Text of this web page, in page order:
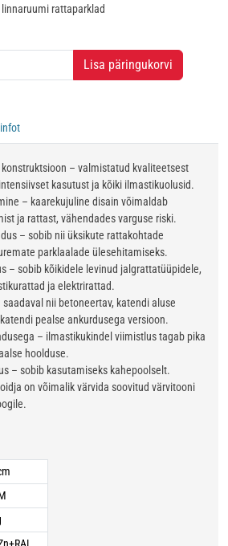
rattaparklad
Lisa päringukorvi
– valmistatud kvaliteetsest
kasutust ja kõiki ilmastikuolusid.
– kaarekujuline disain võimaldab
ja rattast, vähendades varguse riski.
– sobib nii üksikute rattakohtade
parklaalade ülesehitamiseks.
– sobib kõikidele levinud jalgrattatüüpidele,
ja elektrirattad.
nii betoneertav, katendi aluse
pealse ankurdusega versioon.
– ilmastikukindel viimistlus tagab pika
hoolduse.
– sobib kasutamiseks kahepoolselt.
on võimalik värvida soovitud värvitooni